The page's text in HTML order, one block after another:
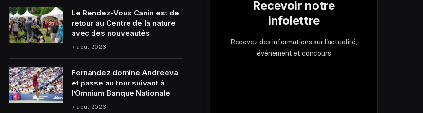
Le Rendez-Vous Canin est de
retour au Centre de la nature
avec des nouveautés
7 août 2026
Fernandez domine Andreeva
et passe au tour suivant à
l’Omnium Banque Nationale
7 août 2026
Recevoir notre
infolettre
Recevez des informations sur l'actualité,
événement et concours